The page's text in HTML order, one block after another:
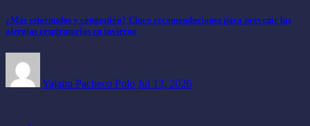
¿Más estornudos y congestión? Cinco recomendaciones para prevenir las
alergias respiratorias en invierno
Yajaira Pacheco Polo Jul 13, 2026